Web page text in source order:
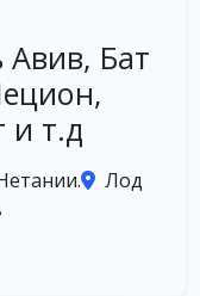
Авив, Бат
и т.д
Лод